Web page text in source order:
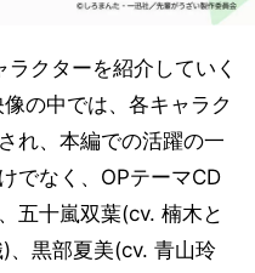
クターを紹介していく
の中では、各キャラク
れ、本編での活躍の一
でなく、OPテーマCD
五十嵐双葉(cv. 楠木と
、黒部夏美(cv. 青山玲